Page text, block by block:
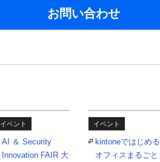
お問い合わせ
イベント
AI ＆ Security
Innovation FAIR 大
イベント
kintoneではじめる
オフィスまるごと